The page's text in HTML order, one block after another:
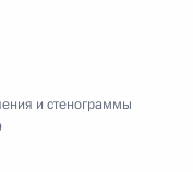
и стенограммы